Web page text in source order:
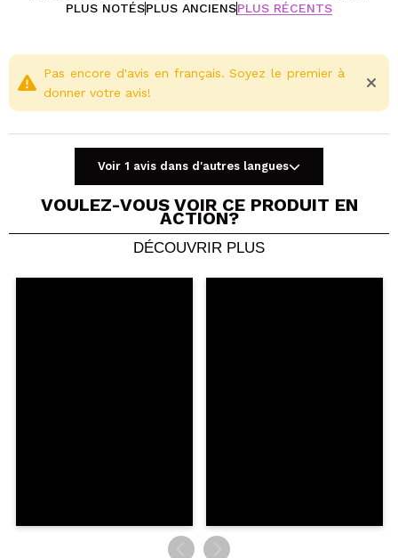
PLUS NOTÉSPLUS ANCIENSPLUS RÉCENTS
Partager une vidéo ou une photo
Votre vidéo pourrait être la première. Imaginez...
Pas encore d'avis en français. Soyez le premier à
donner votre avis!
Voir 1 avis dans d'autres langues
VOULEZ-VOUS VOIR CE PRODUIT EN
ACTION?
DÉCOUVRIR PLUS